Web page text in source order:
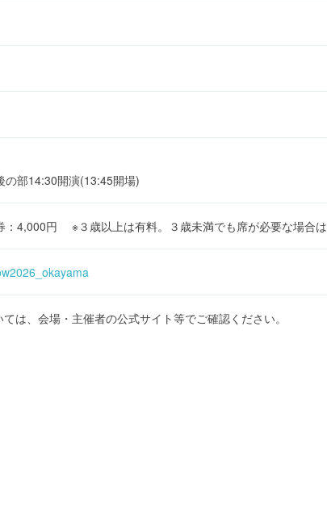
部14:30開演(13:45開場)
4,000円 ※３歳以上は有料。３歳未満でも席が必要な場合
は、会場・主催者の公式サイト等でご確認ください。